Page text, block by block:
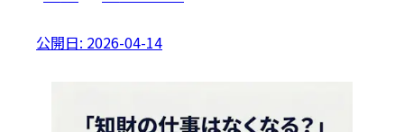
公開日: 2026-04-14